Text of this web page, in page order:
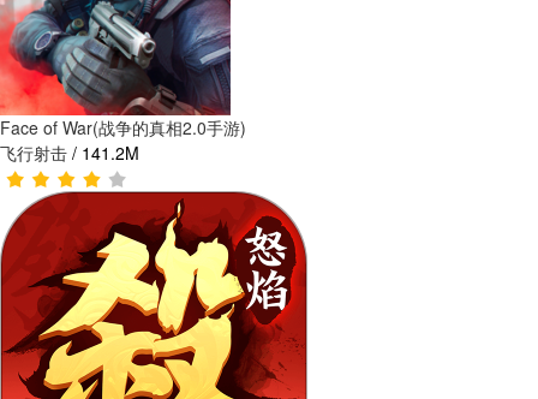
Face of War(战争的真相2.0手游)
飞行射击 / 141.2M